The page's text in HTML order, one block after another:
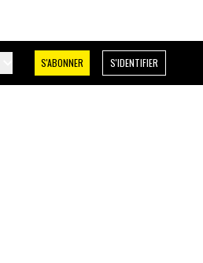
S'ABONNER S'IDENTIFIER